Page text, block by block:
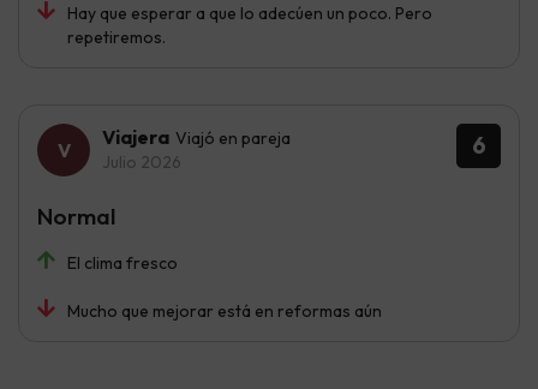
Hay que esperar a que lo adecúen un poco. Pero
repetiremos.
6
Viajera Viajó en pareja
Julio 2026
El clima fresco
Mucho que mejorar está en reformas aún
Normal